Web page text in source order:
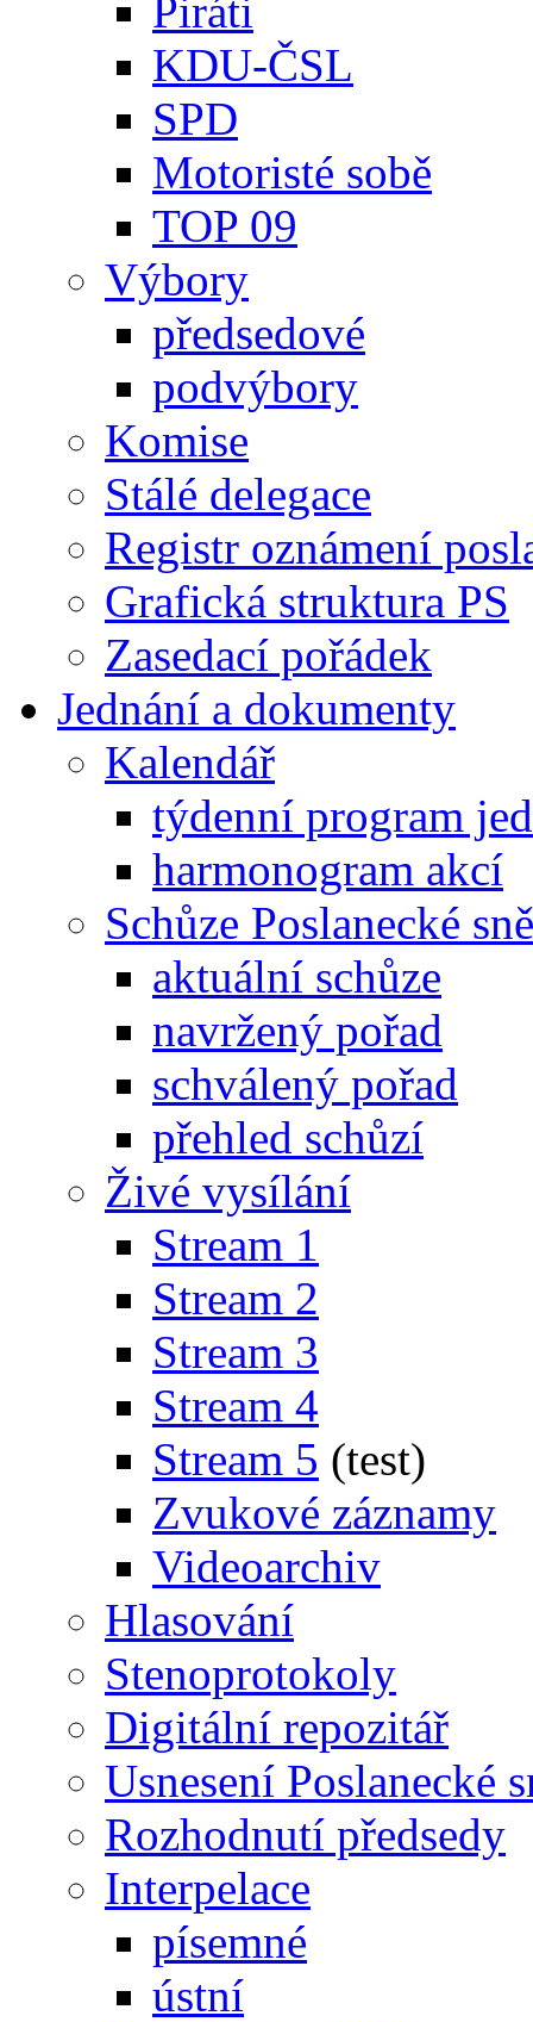
Piráti
KDU-ČSL
SPD
Motoristé sobě
TOP 09
Výbory
předsedové
podvýbory
Komise
Stálé delegace
Registr oznámení
Grafická struktura PS
Zasedací pořádek
Jednání a dokumenty
Kalendář
týdenní program
harmonogram akcí
Schůze Poslanecké
aktuální schůze
navržený pořad
schválený pořad
přehled schůzí
Živé vysílání
Stream 1
Stream 2
Stream 3
Stream 4
Stream 5 (test)
Zvukové záznamy
Videoarchiv
Hlasování
Stenoprotokoly
Digitální repozitář
Usnesení Poslanecké
Rozhodnutí předsedy
Interpelace
písemné
ústní